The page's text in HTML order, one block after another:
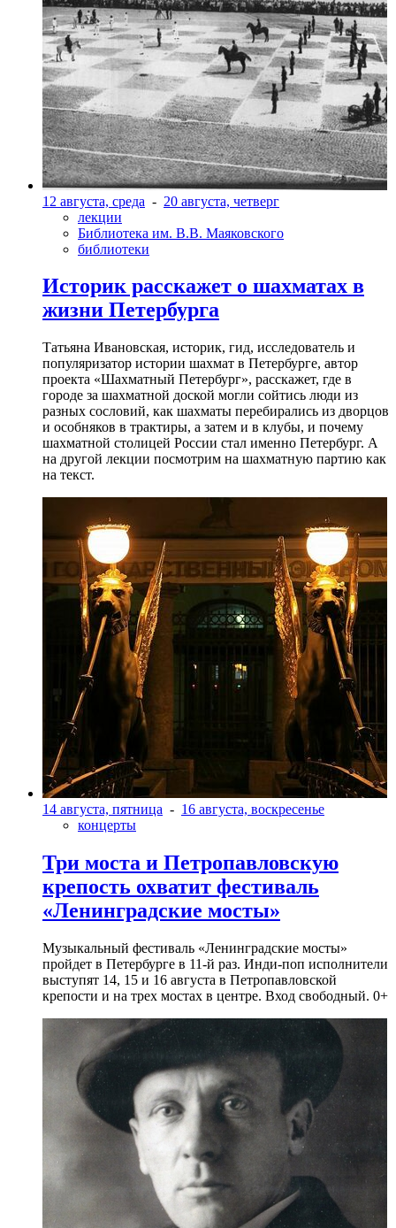
12 августа, среда - 20 августа, четверг
лекции
Библиотека им. В.В. Маяковского
библиотеки
Историк расскажет о шахматах в
жизни Петербурга
Татьяна Ивановская, историк, гид, исследователь и
популяризатор истории шахмат в Петербурге, автор
проекта «Шахматный Петербург», расскажет, где в
городе за шахматной доской могли сойтись люди из
разных сословий, как шахматы перебирались из дворцов
и особняков в трактиры, а затем и в клубы, и почему
шахматной столицей России стал именно Петербург. А
на другой лекции посмотрим на шахматную партию как
на текст.
14 августа, пятница - 16 августа, воскресенье
концерты
Три моста и Петропавловскую
крепость охватит фестиваль
«Ленинградские мосты»
Музыкальный фестиваль «Ленинградские мосты»
пройдет в Петербурге в 11-й раз. Инди-поп исполнители
выступят 14, 15 и 16 августа в Петропавловской
крепости и на трех мостах в центре. Вход свободный. 0+